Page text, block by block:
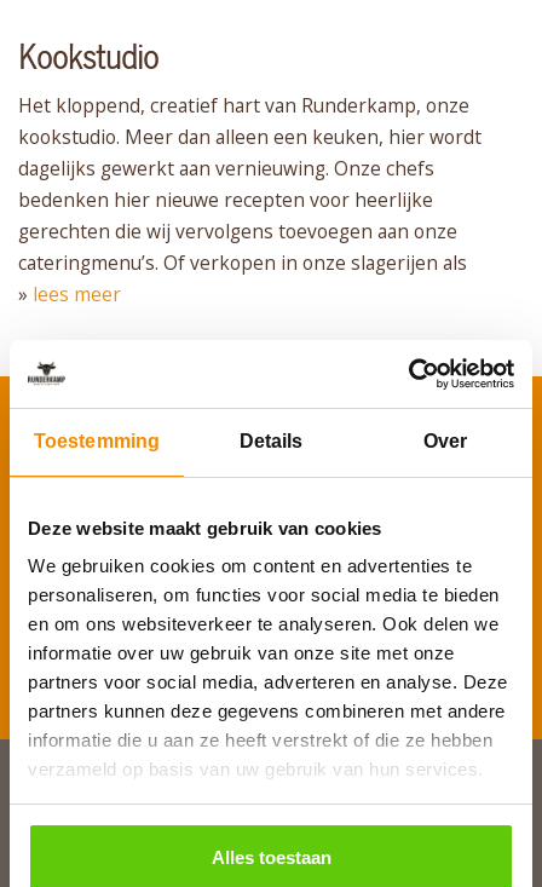
Toestemming Details Over
Deze website maakt gebruik van cookies
We gebruiken cookies om content en advertenties te
personaliseren, om functies voor social media te bieden
en om ons websiteverkeer te analyseren. Ook delen we
informatie over uw gebruik van onze site met onze
partners voor social media, adverteren en analyse. Deze
partners kunnen deze gegevens combineren met andere
informatie die u aan ze heeft verstrekt of die ze hebben
verzameld op basis van uw gebruik van hun services.
Alles toestaan
Kookstudio
Het kloppend, creatief hart van Runderkamp, onze
kookstudio. Meer dan alleen een keuken, hier wordt
dagelijks gewerkt aan vernieuwing. Onze chefs
bedenken hier nieuwe recepten voor heerlijke
gerechten die wij vervolgens toevoegen aan onze
cateringmenu’s. Of verkopen in onze slagerijen als
» lees meer
Schrijf je in voor onze nieuwsbrief
E-mailadres*
Inschrijven
Slagerij van Baar